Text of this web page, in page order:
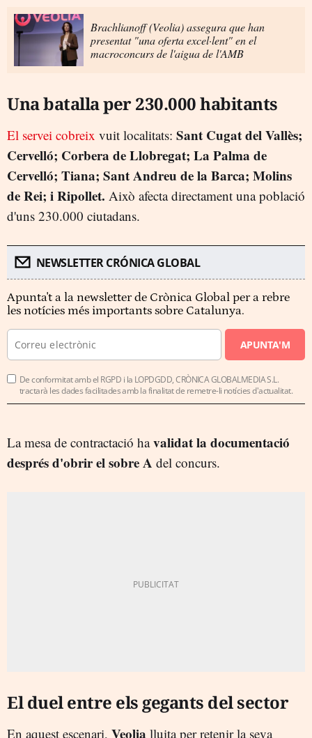
Brachlianoff (Veolia) assegura que han
presentat "una oferta excel·lent" en el
macroconcurs de l'aigua de l'AMB
Una batalla per 230.000 habitants
El servei cobreix vuit localitats: Sant Cugat del Vallès;
Cervelló; Corbera de Llobregat; La Palma de
Cervelló; Tiana; Sant Andreu de la Barca; Molins
de Rei; i Ripollet. Això afecta directament una població
d'uns 230.000 ciutadans.
NEWSLETTER CRÓNICA GLOBAL
Apunta't a la newsletter de Crònica Global per a rebre
les notícies més importants sobre Catalunya.
APUNTA'M
De conformitat amb el RGPD i la LOPDGDD, CRÒNICA GLOBALMEDIA S.L.
tractarà les dades facilitades amb la finalitat de remetre-li notícies d'actualitat.
La mesa de contractació havalidat la documentació
després d'obrir el sobre A del concurs.
El duel entre els gegants del sector
En aquest escenari, Veolia lluita per retenir la seva